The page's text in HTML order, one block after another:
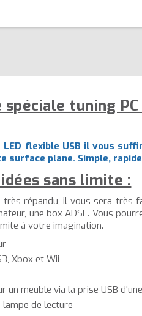
tuning
flexible USB il vous
plane. Simple,
sans limite :
répandu, il vous sera très
une box ADSL. Vous
à votre imagination.
Xbox et Wii
meuble via la prise USB
lampe de lecture